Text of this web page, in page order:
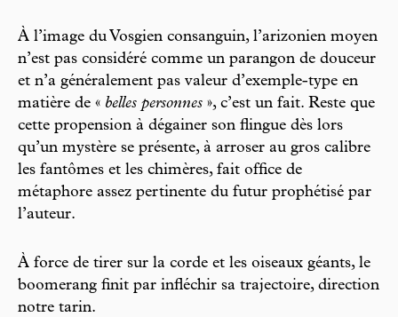
À l’image du Vosgien consanguin, l’arizonien moyen
n’est pas considéré comme un parangon de douceur
et n’a généralement pas valeur d’exemple-type en
matière de « belles personnes », c’est un fait. Reste que
cette propension à dégainer son flingue dès lors
qu’un mystère se présente, à arroser au gros calibre
les fantômes et les chimères, fait office de
métaphore assez pertinente du futur prophétisé par
l’auteur.
À force de tirer sur la corde et les oiseaux géants, le
boomerang finit par infléchir sa trajectoire, direction
notre tarin.